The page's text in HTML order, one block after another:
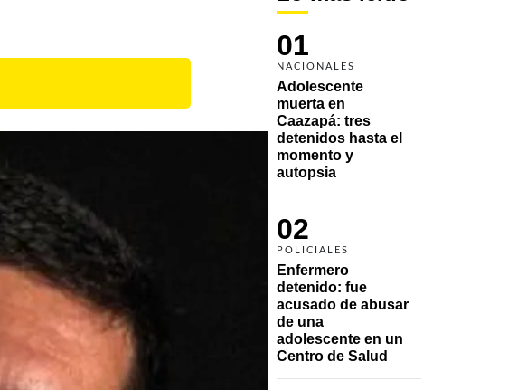
01
NACIONALES
Adolescente
muerta en
Caazapá: tres
detenidos hasta el
momento y
autopsia
02
POLICIALES
Enfermero
detenido: fue
acusado de abusar
de una
adolescente en un
Centro de Salud